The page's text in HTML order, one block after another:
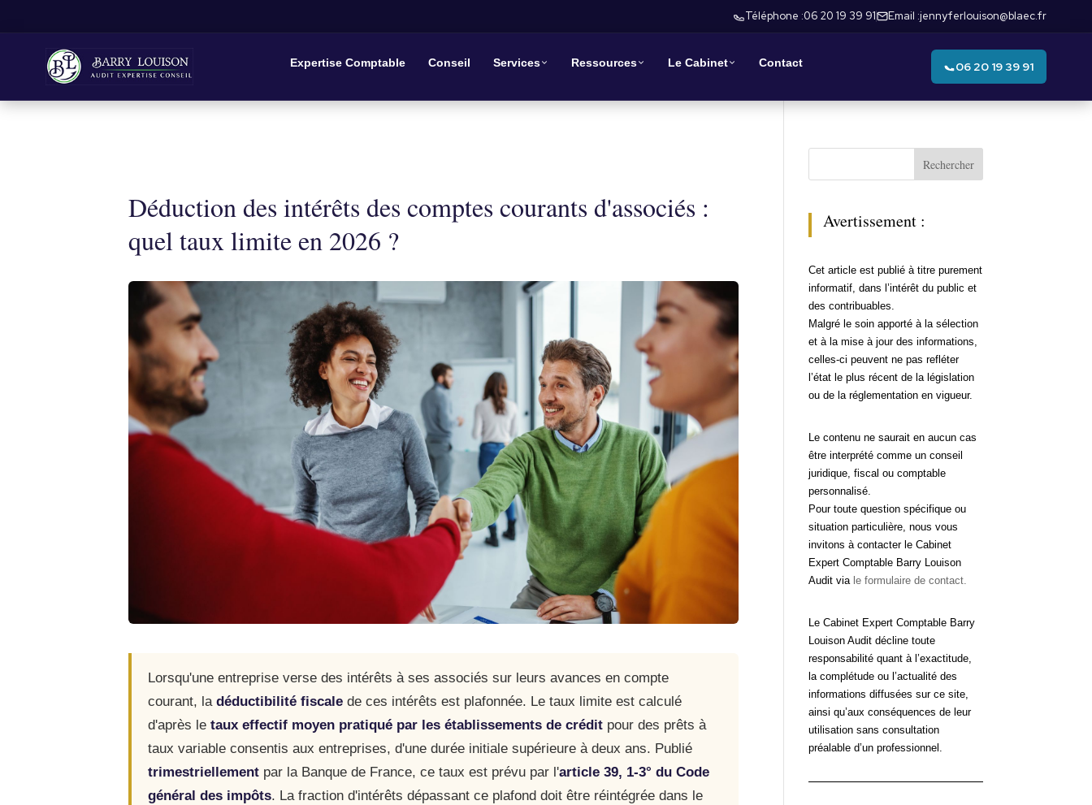
Téléphone :06 20 19 39 91 Email :jennyferlouison@blaec.fr
Expertise Comptable Conseil Services Ressources Le Cabinet Contact 06 20 19 39 91
Déduction des intérêts des comptes courants d'associés :
quel taux limite en 2026 ?
Lorsqu'une entreprise verse des intérêts à ses associés sur leurs avances en compte
courant, ladéductibilité fiscale de ces intérêts est plafonnée. Le taux limite est calculé
d'après letaux effectif moyen pratiqué par les établissements de crédit pour des prêts à
taux variable consentis aux entreprises, d'une durée initiale supérieure à deux ans. Publié
trimestriellement par la Banque de France, ce taux est prévu par l'article 39, 1-3° du Code
général des impôts. La fraction d'intérêts dépassant ce plafond doit être réintégrée dans le
Rechercher
Avertissement :
Cet article est publié à titre purement
informatif, dans l’intérêt du public et
des contribuables.
Malgré le soin apporté à la sélection
et à la mise à jour des informations,
celles-ci peuvent ne pas refléter
l’état le plus récent de la législation
ou de la réglementation en vigueur.
Le contenu ne saurait en aucun cas
être interprété comme un conseil
juridique, fiscal ou comptable
personnalisé.
Pour toute question spécifique ou
situation particulière, nous vous
invitons à contacter le Cabinet
Expert Comptable Barry Louison
Audit via le formulaire de contact.
Le Cabinet Expert Comptable Barry
Louison Audit décline toute
responsabilité quant à l’exactitude,
la complétude ou l’actualité des
informations diffusées sur ce site,
ainsi qu’aux conséquences de leur
utilisation sans consultation
préalable d’un professionnel.